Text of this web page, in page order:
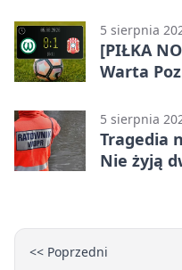
5 sierpnia
[PIŁKA
Warta
5 sierpnia
Tragedia
Nie żyją
<< Poprzedni